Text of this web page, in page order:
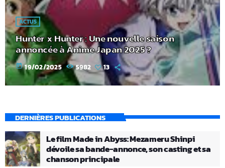
ACTUS
Hunter x Hunter : Une nouvelle saison
annoncée à Anime Japan 2025 ?
today 19/02/2025 5982 13
DERNIÈRES PUBLICATIONS
Le film Made in Abyss: Mezameru Shinpi
dévoile sa bande-annonce, son casting et sa
chanson principale